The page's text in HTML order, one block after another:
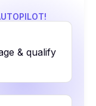
& qualify